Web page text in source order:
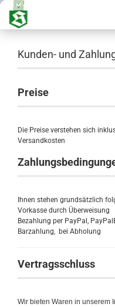
Kunden- und
Preise
Die Preise verstehen sich
Versandkosten
Ihnen stehen grundsätzlich
Vorkasse durch Überweisung
Bezahlung per PayPal,
Barzahlung, bei Abholung
Vertragsschluss
Wir bieten Waren in unserem